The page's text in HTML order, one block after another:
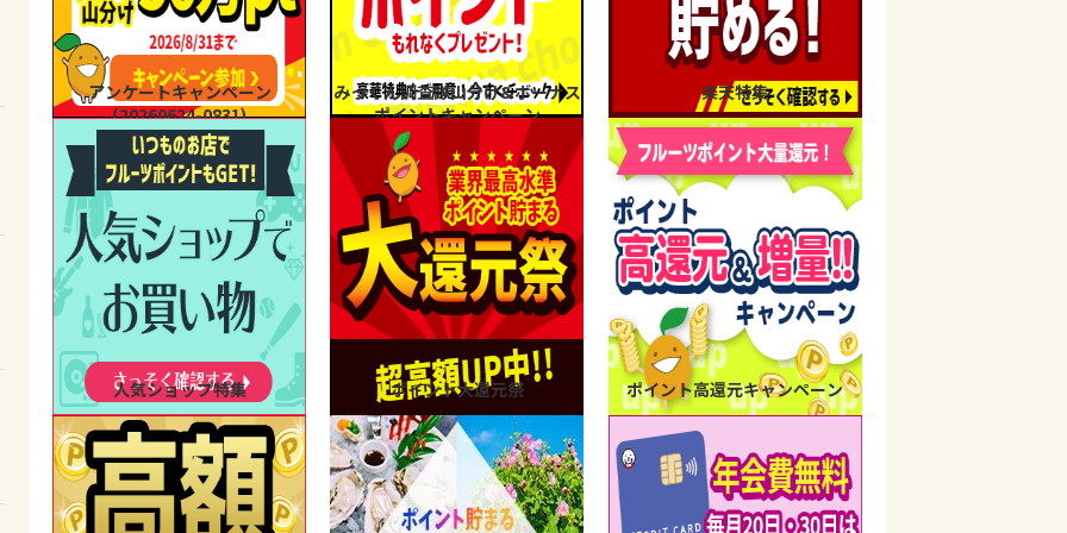
アンケートキャンペーン
(20260624-0831)
みっくん調査隊山分け&ボーナス
ポイントキャンペーン
楽天特集
人気ショップ特集 ポイント大還元祭 ポイント高還元キャンペーン